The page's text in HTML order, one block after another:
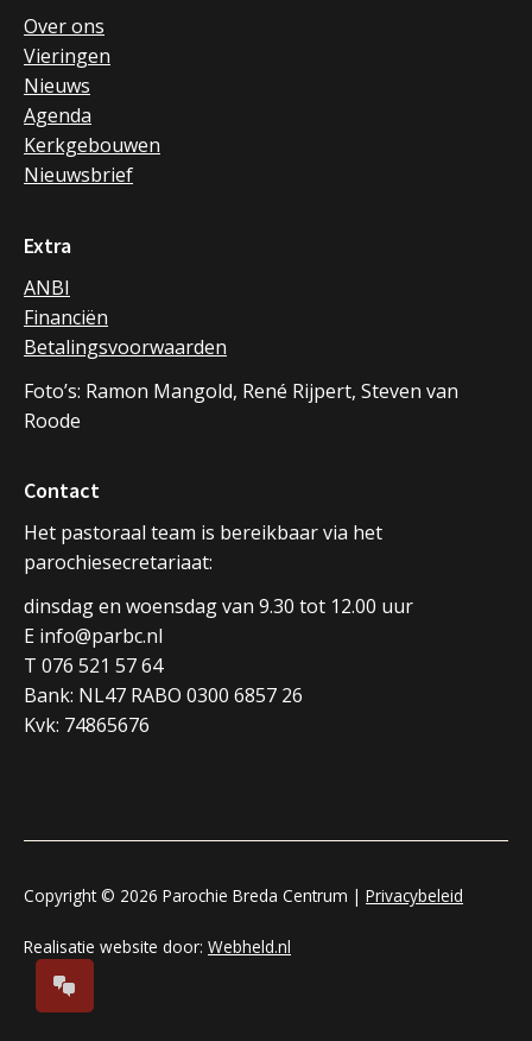
Over ons
Vieringen
Nieuws
Agenda
Kerkgebouwen
Nieuwsbrief
Extra
ANBI
Financiën
Betalingsvoorwaarden
Foto’s: Ramon Mangold, René Rijpert, Steven van
Roode
Contact
Het pastoraal team is bereikbaar via het
parochiesecretariaat:
dinsdag en woensdag van 9.30 tot 12.00 uur
E info@parbc.nl
T 076 521 57 64
Bank: NL47 RABO 0300 6857 26
Kvk: 74865676
Copyright © 2026 Parochie Breda Centrum | Privacybeleid
Realisatie website door: Webheld.nl